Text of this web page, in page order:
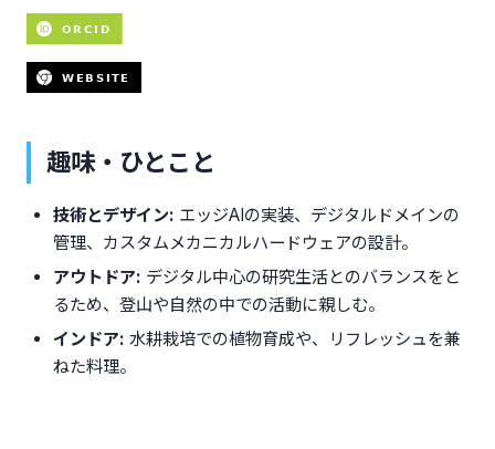
趣味・ひとこと
技術とデザイン: エッジAIの実装、デジタルドメインの
管理、カスタムメカニカルハードウェアの設計。
アウトドア: デジタル中心の研究生活とのバランスをと
るため、登山や自然の中での活動に親しむ。
インドア: 水耕栽培での植物育成や、リフレッシュを兼
ねた料理。